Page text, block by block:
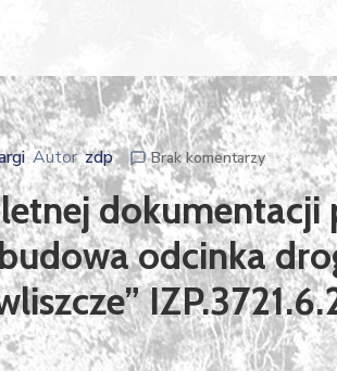
Autorzdp Brak komentarzy
dokumentacji
odcinka